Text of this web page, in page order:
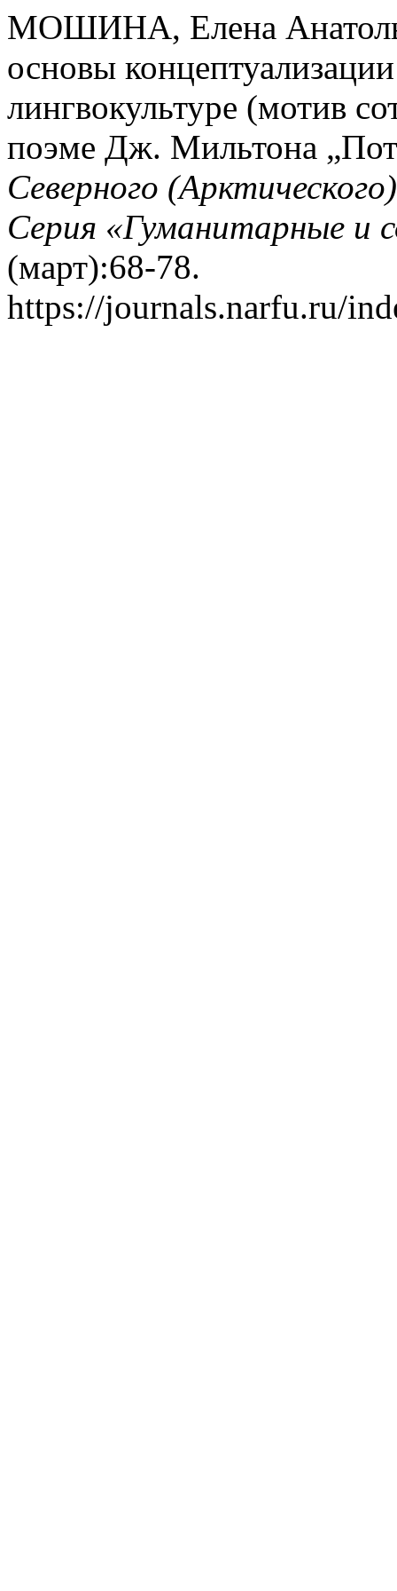
МОШИНА, Елена
основы
лингвокультуре (мотив
поэме Дж. Мильтона
Северного
Серия «Гуманитарные и
(март):68-78.
https://journals.narfu.ru/